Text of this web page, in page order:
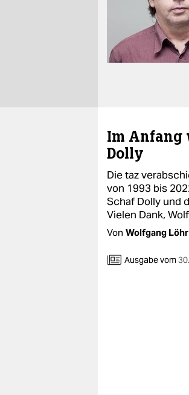
gesellschaft
kultur
sport
wahrheit
verlag
verlag
veranstaltungen
fragen & hilfe
Im Anfang
Dolly
Die taz
von 1993 bis
Schaf Dolly und
Vielen Dank,
Von Wolfgang Löhr
Ausgabe vom